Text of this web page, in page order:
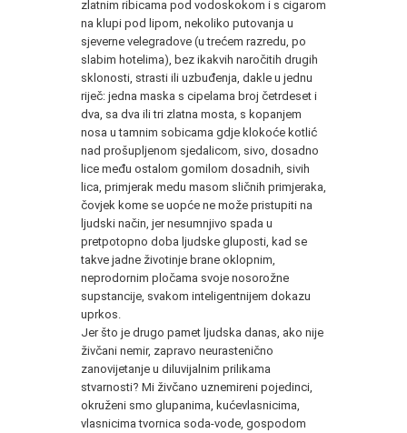
zlatnim ribicama pod vodoskokom i s cigarom
na klupi pod lipom, nekoliko putovanja u
sjeverne velegradove (u trećem razredu, po
slabim hotelima), bez ikakvih naročitih drugih
sklonosti, strasti ili uzbuđenja, dakle u jednu
riječ: jedna maska s cipelama broj četrdeset i
dva, sa dva ili tri zlatna mosta, s kopanjem
nosa u tamnim sobicama gdje klokoće kotlić
nad prošupljenom sjedalicom, sivo, dosadno
lice među ostalom gomilom dosadnih, sivih
lica, primjerak medu masom sličnih primjeraka,
čovjek kome se uopće ne može pristupiti na
ljudski način, jer nesumnjivo spada u
pretpotopno doba ljudske gluposti, kad se
takve jadne životinje brane oklopnim,
neprodornim pločama svoje nosorožne
supstancije, svakom inteligentnijem dokazu
uprkos.
Jer što je drugo pamet ljudska danas, ako nije
živčani nemir, zapravo neurastenično
zanovijetanje u diluvijalnim prilikama
stvarnosti? Mi živčano uznemireni pojedinci,
okruženi smo glupanima, kućevlasnicima,
vlasnicima tvornica soda-vode, gospodom